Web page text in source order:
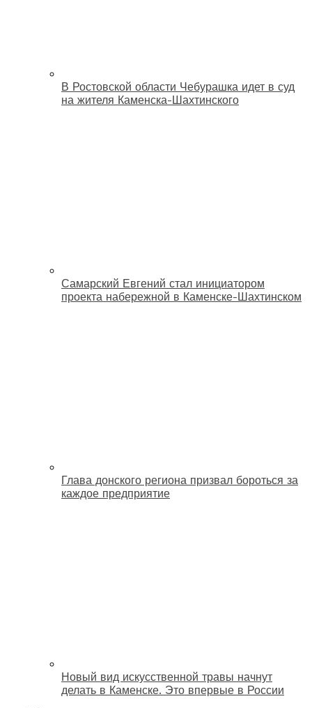
В Ростовской области Чебурашка идет в суд
на жителя Каменска-Шахтинского
Самарский Евгений стал инициатором
проекта набережной в Каменске-Шахтинском
Глава донского региона призвал бороться за
каждое предприятие
Новый вид искусственной травы начнут
делать в Каменске. Это впервые в России